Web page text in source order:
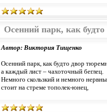
Осенний парк, как
Автор: Виктория Тищенко
Осенний парк, как будто двор
а каждый лист – чахоточный беглец.
Немного скользкий и немного
стоит на стреме тополек-юнец,